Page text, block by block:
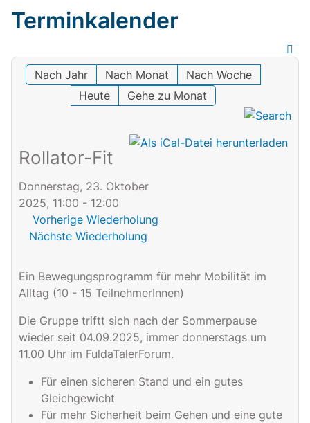
Terminkalender
Nach Jahr Nach Monat
Nach Woche
Heute
Gehe zu Monat
Rollator-Fit
Donnerstag, 23. Oktober
2025, 11:00 - 12:00
Vorherige Wiederholung
Nächste Wiederholung
Ein Bewegungsprogramm für mehr Mobilität im
Alltag (10 - 15 TeilnehmerInnen)
Die Gruppe triftt sich nach der Sommerpause
wieder seit 04.09.2025, immer donnerstags um
11.00 Uhr im FuldaTalerForum.
Für einen sicheren Stand und ein gutes
Gleichgewicht
Für mehr Sicherheit beim Gehen und eine gute